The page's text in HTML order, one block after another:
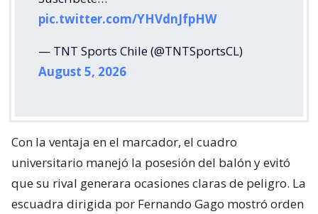
pic.twitter.com/YHVdnJfpHW
— TNT Sports Chile (@TNTSportsCL)
August 5, 2026
Con la ventaja en el marcador, el cuadro
universitario manejó la posesión del balón y evitó
que su rival generara ocasiones claras de peligro. La
escuadra dirigida por Fernando Gago mostró orden